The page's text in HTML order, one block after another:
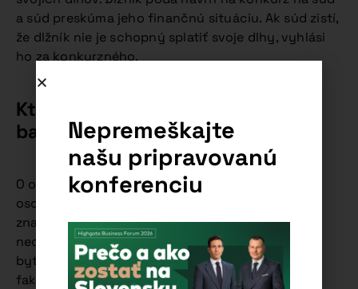
a súd preskúma jeho finančnú situáciu. Ak súd zistí,
že dlžník nie je schopný splatiť svoje dlhy, vyhlási
ho za konkurzného.
Kto môže požiadať o osobný
bankrot?
O osobný bankrot môže požiadať každá fyzická
osoba, ktorá je neschopná splatiť svoje dlhy. To
znamená, že dlžník musí mať viacero dlhov, ktoré
nedokáže splatiť včas a v plnej výške. Dlhy musia
byť preukázateľné, t.j. musia byť doložené
faktúrami, zmluvami alebo inými dokladmi.
Nepremeškajte
našu pripravovanú
konferenciu